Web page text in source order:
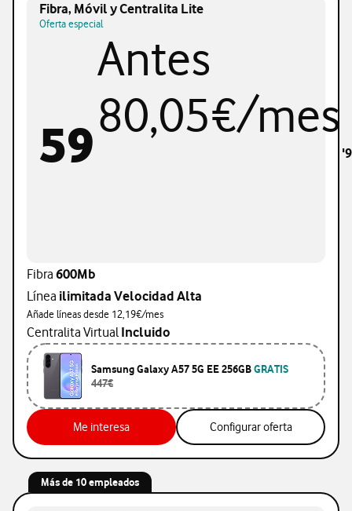
Fibra, Móvil y Centralita Lite
Oferta especial
59
Antes
80,05€/mes
Fibra 600Mb
Línea ilimitada Velocidad Alta
Añade líneas desde 12,19€/mes
Centralita VirtualIncluido
Samsung Galaxy A57 5G EE 256GBGRATIS
447€
Me interesaMe interesa Configurar oferta
Más de 10 empleados